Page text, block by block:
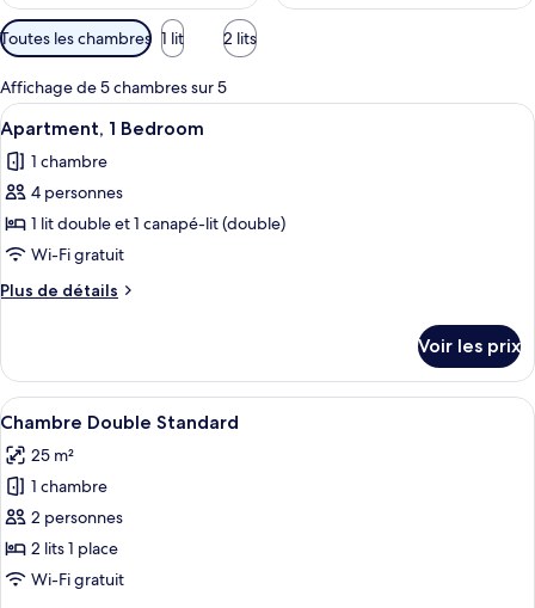
Filtres
disponibles
pour
les
chambres
Toutes les chambres 1 lit 2 lits
Affichage de 5 chambres sur 5
Afficher
toutes
les
photos
pour
ce
type
de
Apartment,
Bedroom
Un salon moderne avec un escalier,
10
Apartment, 1 Bedroom
1 chambre
4 personnes
1 lit double et 1 canapé-lit (double)
Wi-Fi gratuit
Plus de détails
Plus
le
type
de
Apartment,
Bedroom
Voir les prix
Afficher
toutes
les
photos
pour
ce
type
Une chambre d’hôtel avec un lit en
2
Chambre Double Standard
25 m²
1 chambre
2 personnes
2 lits 1 place
Wi-Fi gratuit